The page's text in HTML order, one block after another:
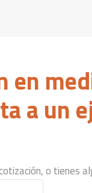
en
a un
o tienes